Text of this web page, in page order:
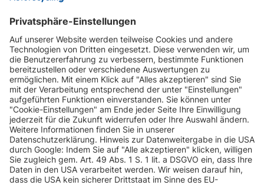
INFORMATIONEN
KUNDENSERVICE